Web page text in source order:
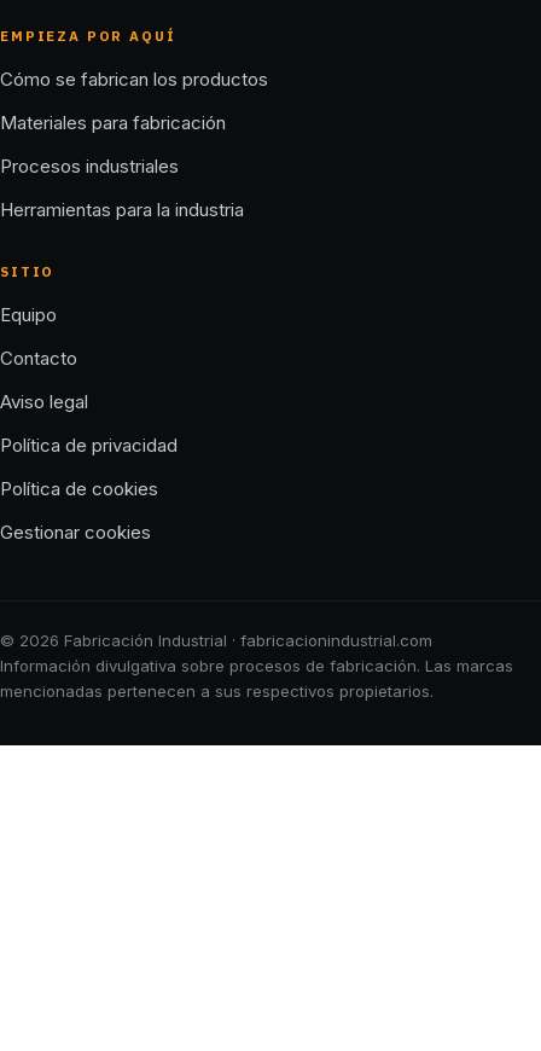
EMPIEZA POR AQUÍ
Cómo se fabrican los productos
Materiales para fabricación
Procesos industriales
Herramientas para la industria
SITIO
Equipo
Contacto
Aviso legal
Política de privacidad
Política de cookies
Gestionar cookies
© 2026 Fabricación Industrial · fabricacionindustrial.com
Información divulgativa sobre procesos de fabricación. Las marcas
mencionadas pertenecen a sus respectivos propietarios.